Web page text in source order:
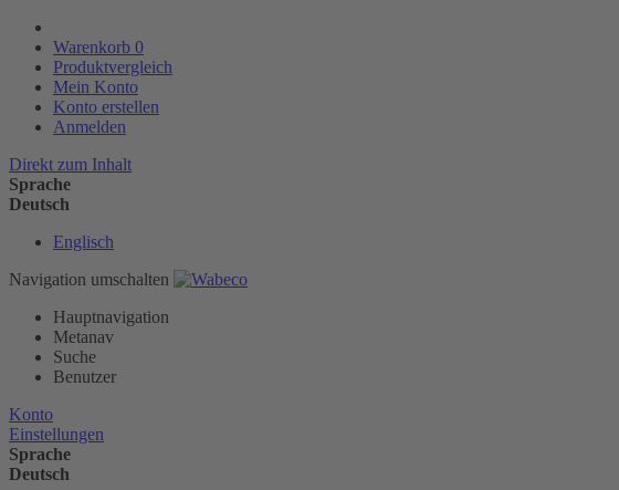
Warenkorb 0
Produktvergleich
Mein Konto
Konto erstellen
Anmelden
Direkt zum Inhalt
Sprache
Deutsch
Englisch
Navigation umschalten
Hauptnavigation
Metanav
Suche
Benutzer
Konto
Einstellungen
Sprache
Deutsch